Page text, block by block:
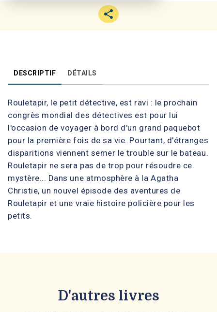
DESCRIPTIF DÉTAILS
Rouletapir, le petit détective, est ravi : le prochain
congrès mondial des détectives est pour lui
l'occasion de voyager à bord d'un grand paquebot
pour la première fois de sa vie. Pourtant, d'étranges
disparitions viennent semer le trouble sur le bateau.
Rouletapir ne sera pas de trop pour résoudre ce
mystère... Dans une atmosphère à la Agatha
Christie, un nouvel épisode des aventures de
Rouletapir et une vraie histoire policière pour les
petits.
D'autres livres